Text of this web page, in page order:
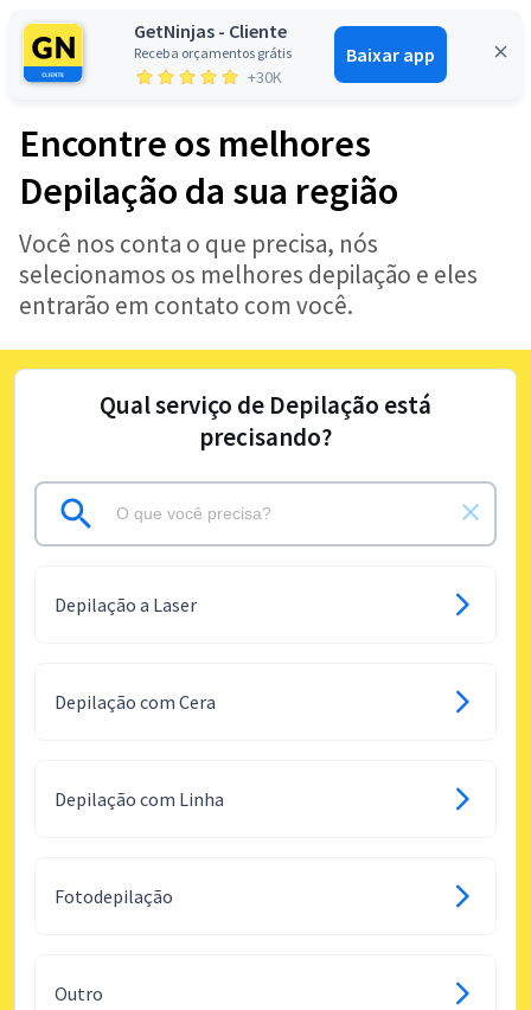
GetNinjas - Cliente
Receba orçamentos grátis
+30K
Baixar app
Entrar
Encontre os melhores
Depilação da sua região
Você nos conta o que precisa, nós
selecionamos os melhores depilação e eles
entrarão em contato com você.
Qual serviço de Depilação está
precisando?
Depilação a Laser
Depilação com Cera
Depilação com Linha
Fotodepilação
Outro